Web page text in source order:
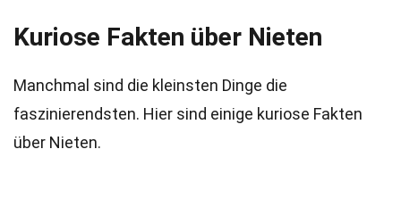
Kuriose Fakten über Nieten
Manchmal sind die kleinsten Dinge die
faszinierendsten. Hier sind einige kuriose Fakten
über Nieten.